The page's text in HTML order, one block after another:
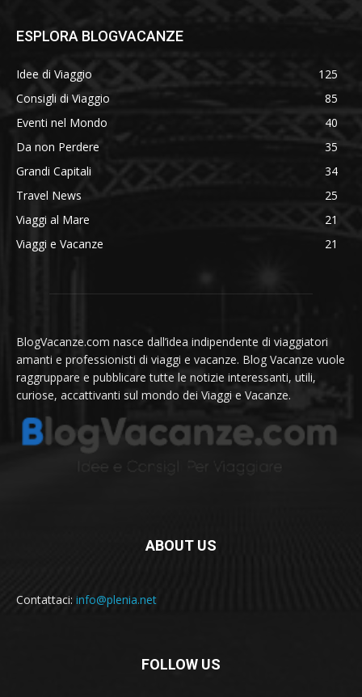
ESPLORA BLOGVACANZE
Idee di Viaggio
125
Consigli di Viaggio
85
Eventi nel Mondo
40
Da non Perdere
35
Grandi Capitali
34
Travel News
25
Viaggi al Mare
21
Viaggi e Vacanze
21
BlogVacanze.com nasce dall’idea indipendente di viaggiatori
amanti e professionisti di viaggi e vacanze. Blog Vacanze vuole
raggruppare e pubblicare tutte le notizie interessanti, utili,
curiose, accattivanti sul mondo dei Viaggi e Vacanze.
ABOUT US
Contattaci: info@plenia.net
FOLLOW US